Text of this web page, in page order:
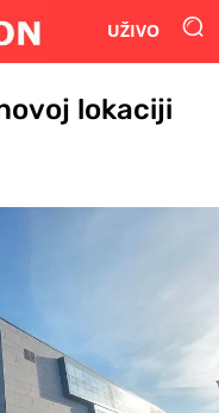
UŽIVO
lokaciji